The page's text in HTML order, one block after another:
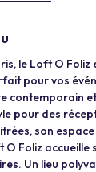
le Loft O Foliz
pour vos
contemporain
pour des
son
Foliz accueille
Un lieu